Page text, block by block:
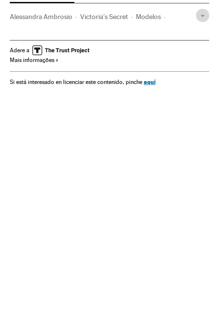
Alessandra Ambrosio Victoria's Secret Modelos
Adere a
Mais informações
Si está interesado en licenciar este contenido, pinche aquí